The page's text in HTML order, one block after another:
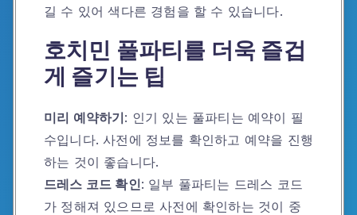
길 수 있어 색다른 경험을 할 수 있습니다.
호치민 풀파티를 더욱 즐겁
게 즐기는 팁
미리 예약하기: 인기 있는 풀파티는 예약이 필
수입니다. 사전에 정보를 확인하고 예약을 진행
하는 것이 좋습니다.
드레스 코드 확인: 일부 풀파티는 드레스 코드
가 정해져 있으므로 사전에 확인하는 것이 중